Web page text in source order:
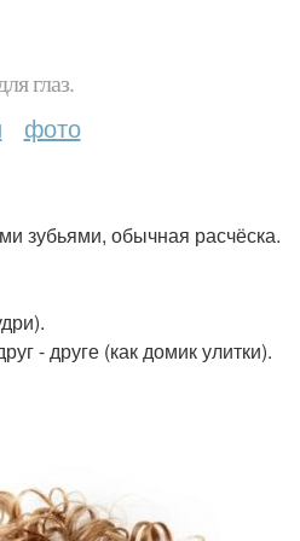
глаз.
фото
зубьями, обычная расчёска.
- друге (как домик улитки).